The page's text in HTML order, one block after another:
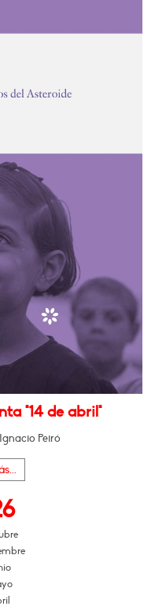
"14 de abril"
Peiró